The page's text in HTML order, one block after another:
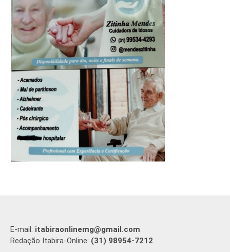
E-mail: itabiraonlinemg@gmail.com
Redação Itabira-Online: (31) 98954-7212